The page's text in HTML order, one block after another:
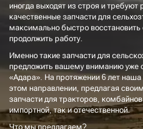
иногда выходят из строя и
качественные запчасти для
максимально быстро восстановить
продолжить работу.
Именно такие запчасти для
предложить вашему вниманию уже
«Адара». На протяжении 6 лет
этом направлении, предлагая
запчасти для тракторов,
импортной, так и отечественной.
Что мы предлагаем?